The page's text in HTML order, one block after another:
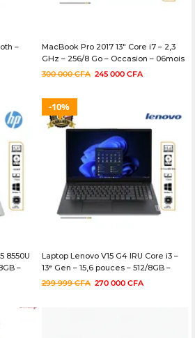
–
MacBook Pro 2017 13″ Core i7 – 2,3
GHz – 256/8 Go – Occasion – 06mois
300 000CFA 245 000 CFA
8550U
–
10%
Laptop Lenovo V15 G4 IRU Core i3 –
13ᵉ Gen – 15,6 pouces – 512/8GB –
06mois
299 999CFA 270 000 CFA